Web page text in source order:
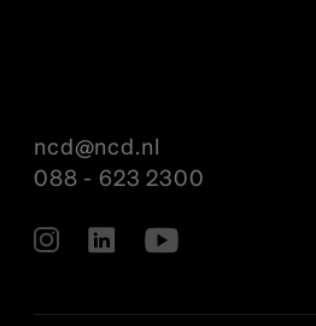
ncd@ncd.nl
088 - 623 2300